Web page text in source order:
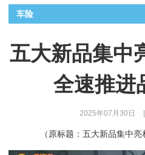
车险
五大新品集中
全速推进
2025年07月30日
（原标题：五大新品集中